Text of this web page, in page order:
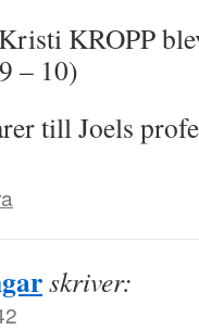
KROPP
– 10)
till Joels
skriver: